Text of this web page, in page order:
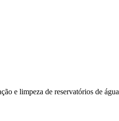
e limpeza de reservatórios de água